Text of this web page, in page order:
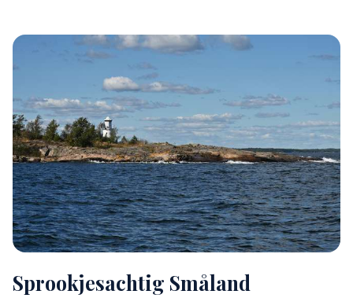
Sprookjesachtig Småland